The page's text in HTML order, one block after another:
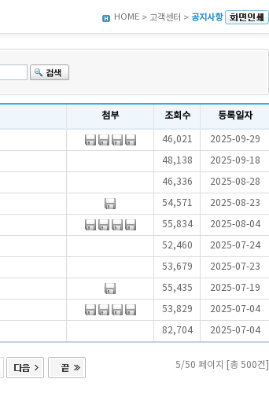
HOME > 고객센터 > 공지사항
첨부 조회수 등록일자
46,021 2025-09-29
48,138 2025-09-18
46,336 2025-08-28
54,571 2025-08-23
55,834 2025-08-04
52,460 2025-07-24
53,679 2025-07-23
55,435 2025-07-19
53,829 2025-07-04
82,704 2025-07-04
5/50 페이지 [총 500건]